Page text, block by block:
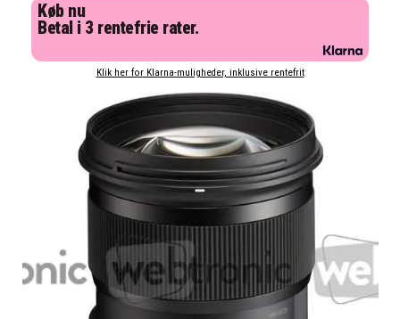
Køb nu
Betal i 3 rentefrie rater.
Klik her for Klarna-muligheder, inklusive rentefrit